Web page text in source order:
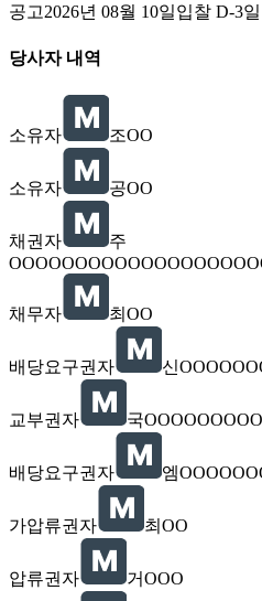
공고2026년 08월 10일입찰 D-3일
당사자 내역
소유자 조OO
소유자 공OO
채권자
주
채무자 최OO
배당요구권자 신
교부권자 국
배당요구권자 엠
가압류권자 최OO
압류권자 거OOO